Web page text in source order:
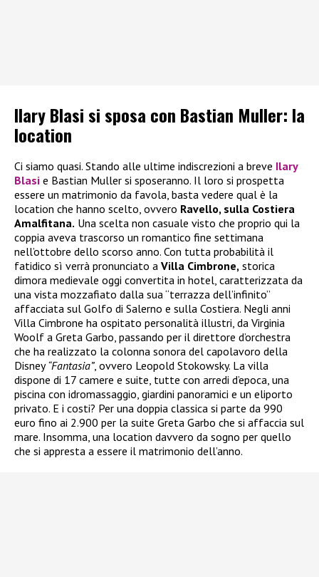
Ilary Blasi si sposa con Bastian Muller: la
location
Ci siamo quasi. Stando alle ultime indiscrezioni a breve Ilary
Blasi e Bastian Muller si sposeranno. Il loro si prospetta
essere un matrimonio da favola, basta vedere qual è la
location che hanno scelto, ovvero Ravello, sulla Costiera
Amalfitana. Una scelta non casuale visto che proprio qui la
coppia aveva trascorso un romantico fine settimana
nell’ottobre dello scorso anno. Con tutta probabilità il
fatidico sì verrà pronunciato a Villa Cimbrone, storica
dimora medievale oggi convertita in hotel, caratterizzata da
una vista mozzafiato dalla sua “terrazza dell’infinito”
affacciata sul Golfo di Salerno e sulla Costiera. Negli anni
Villa Cimbrone ha ospitato personalità illustri, da Virginia
Woolf a Greta Garbo, passando per il direttore d’orchestra
che ha realizzato la colonna sonora del capolavoro della
Disney“Fantasia”, ovvero Leopold Stokowsky. La villa
dispone di 17 camere e suite, tutte con arredi d’epoca, una
piscina con idromassaggio, giardini panoramici e un eliporto
privato. E i costi? Per una doppia classica si parte da 990
euro fino ai 2.900 per la suite Greta Garbo che si affaccia sul
mare. Insomma, una location davvero da sogno per quello
che si appresta a essere il matrimonio dell’anno.